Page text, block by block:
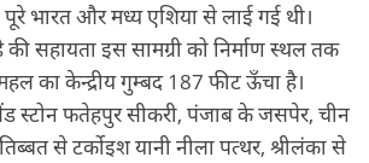
भारत और मध्‍य एशिया से लाई गई थी।
सहायता इस सामग्री को निर्माण स्‍थल तक
का केन्‍द्रीय गुम्‍बद 187 फीट ऊँचा है।
स्‍टोन फतेहपुर सीकरी, पंजाब के जसपेर, चीन
से टर्कोइश यानी नीला पत्‍थर, श्रीलंका से